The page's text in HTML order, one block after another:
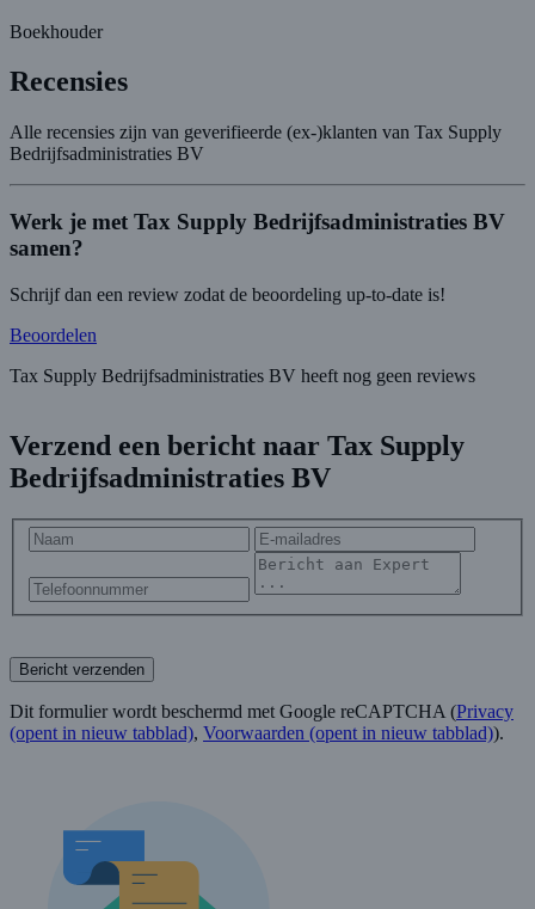
Boekhouder
Recensies
Alle recensies zijn van geverifieerde (ex-)klanten van Tax Supply
Bedrijfsadministraties BV
Werk je met Tax Supply Bedrijfsadministraties BV
samen?
Schrijf dan een review zodat de beoordeling up-to-date is!
Beoordelen
Tax Supply Bedrijfsadministraties BV heeft nog geen reviews
Verzend een bericht naar Tax Supply
Bedrijfsadministraties BV
Bericht verzenden
Dit formulier wordt beschermd met Google reCAPTCHA (Privacy
(opent in nieuw tabblad), Voorwaarden (opent in nieuw tabblad)).